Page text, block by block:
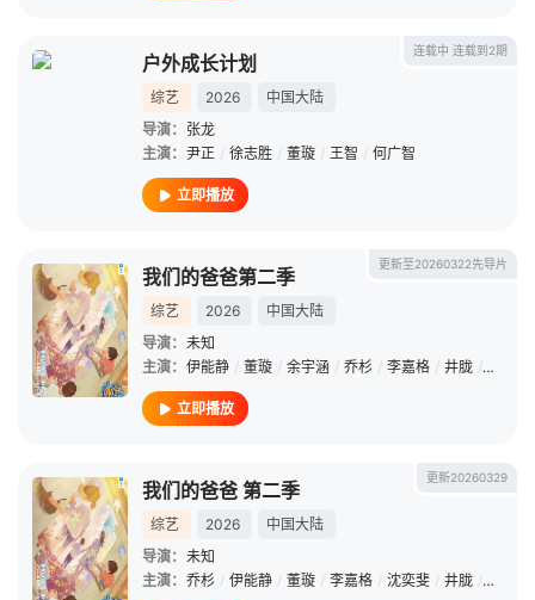
连载中 连载到2期
户外成长计划
综艺 2026
中国大陆
导演： 张龙
主演： 尹正 / 徐志胜 / 董璇 / 王智 / 何广智
立即播放
更新至20260322先导片
我们的爸爸第二季
综艺 2026
中国大陆
导演： 未知
主演： 伊能静 / 董璇 / 余宇涵 / 乔杉 / 李嘉格 / 井胧 / 沈奕斐
立即播放
更新20260329
我们的爸爸 第二季
综艺 2026
中国大陆
导演： 未知
主演： 乔杉 / 伊能静 / 董璇 / 李嘉格 / 沈奕斐 / 井胧 / 余宇涵